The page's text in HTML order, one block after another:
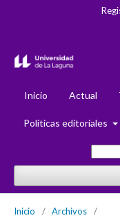
Inicio Actual
Politicas editoriales
Inicio / Archivos
/